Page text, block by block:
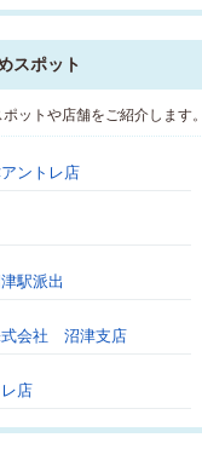
スポット
ットや店舗をご紹介します。
ントレ店
駅派出
式会社 沼津支店
店